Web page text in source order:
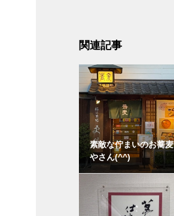
関連記事
素敵な佇まいのお蕎麦
やさん(^^)